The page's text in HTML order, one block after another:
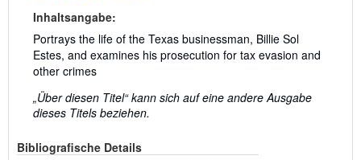
Inhaltsangabe:
Portrays the life of the Texas businessman, Billie Sol
Estes, and examines his prosecution for tax evasion and
other crimes
„Über diesen Titel“ kann sich auf eine andere Ausgabe
dieses Titels beziehen.
Bibliografische Details